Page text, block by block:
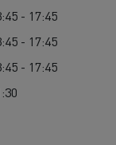
- 17:45
- 17:45
- 17:45